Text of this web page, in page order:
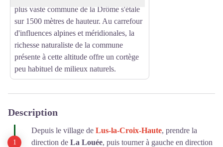
plus vaste commune de la Drôme s'étale
sur 1500 mètres de hauteur. Au carrefour
d'influences alpines et méridionales, la
richesse naturaliste de la commune
présente à cette altitude offre un cortège
peu habituel de milieux naturels.
Description
Depuis le village de Lus-la-Croix-Haute, prendre la
direction de La Louée, puis tourner à gauche en direction